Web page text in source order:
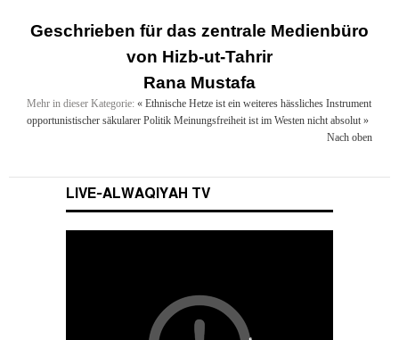
Geschrieben für das zentrale Medienbüro
von Hizb-ut-Tahrir
Rana Mustafa
Mehr in dieser Kategorie: « Ethnische Hetze ist ein weiteres hässliches Instrument
opportunistischer säkularer Politik Meinungsfreiheit ist im Westen nicht absolut »
Nach oben
LIVE-ALWAQIYAH TV
Wesenszüge islamischen Charakters